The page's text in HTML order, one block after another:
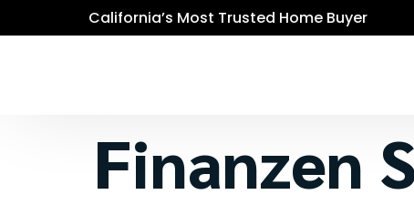
California’s Most Trusted Home Buyer
Finanzen